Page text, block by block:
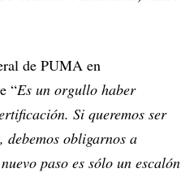
de PUMA en
“Es un orgullo haber
Si queremos ser
obligarnos a
paso es sólo un escalón